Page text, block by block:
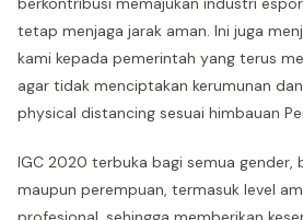
tetap menjaga jarak aman. Ini juga
kami kepada pemerintah yang terus
agar tidak menciptakan kerumunan
physical distancing sesuai himbauan
IGC 2020 terbuka bagi semua gender,
maupun perempuan, termasuk level